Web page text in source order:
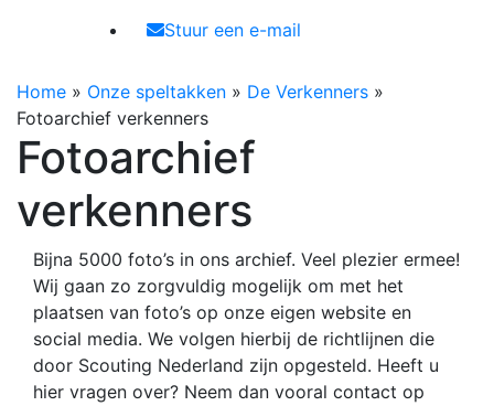
Stuur een e-mail
Home » Onze speltakken » De Verkenners »
Fotoarchief verkenners
Fotoarchief
verkenners
Bijna 5000 foto’s in ons archief. Veel plezier ermee!
Wij gaan zo zorgvuldig mogelijk om met het
plaatsen van foto’s op onze eigen website en
social media. We volgen hierbij de richtlijnen die
door Scouting Nederland zijn opgesteld. Heeft u
hier vragen over? Neem dan vooral contact op